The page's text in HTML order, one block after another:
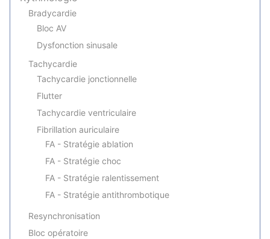
Bradycardie
Bloc AV
Dysfonction sinusale
Tachycardie
Tachycardie jonctionnelle
Flutter
Tachycardie ventriculaire
Fibrillation auriculaire
FA - Stratégie ablation
FA - Stratégie choc
FA - Stratégie ralentissement
FA - Stratégie antithrombotique
Resynchronisation
Bloc opératoire